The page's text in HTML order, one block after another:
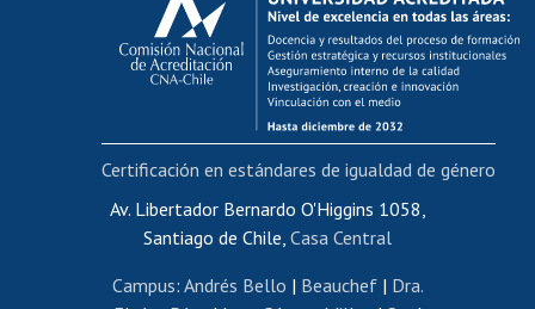
Postulación al AUCAI
Funcionarias/os
Cursos internos de capacitación
Bienestar del personal
Portal de movilidad interna
Certificado de renta
Certificado de renta honorarios
Editar páginas blancas
Av. Libertador Bernardo O'Higgins 1058,
Santiago de Chile, Casa Central
Campus: Andrés Bello | Beauchef| Dra.
Certificación en estándares de igualdad de género